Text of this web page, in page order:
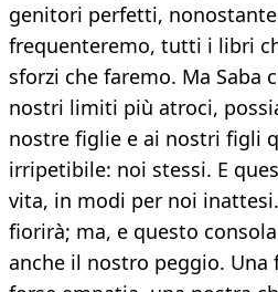
genitori perfetti,
frequenteremo, tutti i libri
sforzi che faremo. Ma Saba
nostri limiti più atroci,
nostre figlie e ai nostri figli
irripetibile: noi stessi. E
vita, in modi per noi
fiorirà; ma, e questo
anche il nostro peggio.